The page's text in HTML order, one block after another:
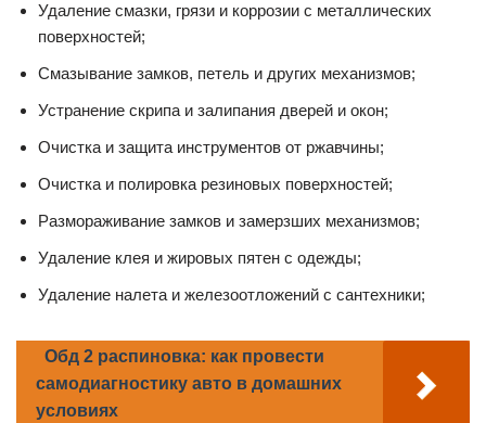
Удаление смазки, грязи и коррозии с металлических
поверхностей;
Смазывание замков, петель и других механизмов;
Устранение скрипа и залипания дверей и окон;
Очистка и защита инструментов от ржавчины;
Очистка и полировка резиновых поверхностей;
Размораживание замков и замерзших механизмов;
Удаление клея и жировых пятен с одежды;
Удаление налета и железоотложений с сантехники;
Обд 2 распиновка: как провести
самодиагностику авто в домашних
условиях